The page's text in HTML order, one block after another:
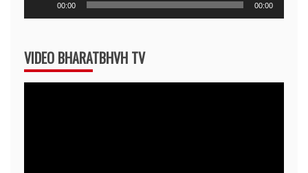
Player
00:00 00:00
VIDEO BHARATBHVH TV